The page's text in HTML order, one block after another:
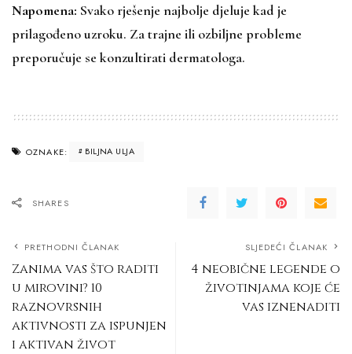
Napomena: Svako rješenje najbolje djeluje kad je
prilagođeno uzroku. Za trajne ili ozbiljne probleme
preporučuje se konzultirati dermatologa.
OZNAKE: BILJNA ULJA
SHARES
PRETHODNI ČLANAK
Zanima vas što raditi
u mirovini? 10
raznovrsnih
aktivnosti za ispunjen
i aktivan život
SLJEDEĆI ČLANAK
4 neobične legende o
životinjama koje će
vas iznenaditi